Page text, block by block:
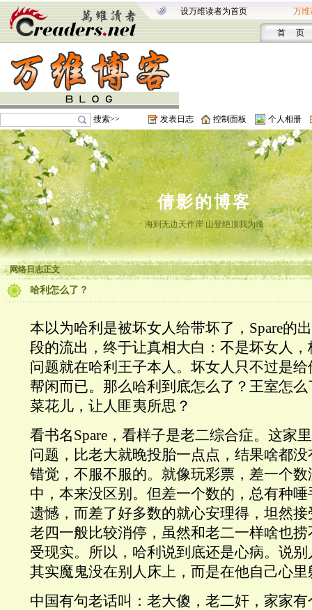
设万维读者为首页 万维
首 页
搜索>> 发表日志 控制面板 个人相册
倩影的博客
海到无边天作岸 山登绝顶我为峰
网络日志正文
哈利怎么了？
本以为哈利是被坏女人给带坏了，Spare的
段的流出，终于让真相大白：不是坏女人
问题就在哈利王子本人。坏女人只不过是
帮闲而已。那么哈利到底怎么了？王室怎
菜花儿，让人匪夷所思？
看书名Spare，看样子是老二综合症。这家
问题，比老大就晚投胎一点点，结果啥都
错觉，不服不服的。就像玩彩票，差一个
中，本来没区别。但差一个数的，总有种
遗憾，而差了好多数的就心安理得，坦然
老四一般比较消停，虽然和老二一样啥也
受现实。所以，哈利说到底还是心病。说
其实魔鬼没在别人床上，而是在他自己心里
中国有句老话叫：老大傻，老二奸，家家